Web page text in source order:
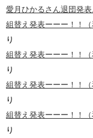
愛月ひかるさん退団発表
組替え発表ーーー！！
り
組替え発表ーーー！！
り
組替え発表ーーー！！
り
組替え発表ーーー！！
り